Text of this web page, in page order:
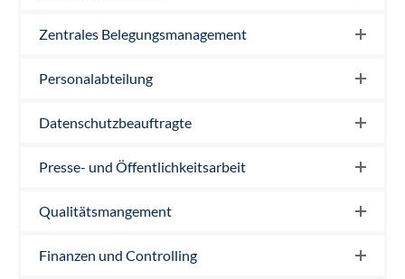
Zentrales Belegungsmanagement
Personalabteilung
Datenschutzbeauftragte
Presse- und Öffentlichkeitsarbeit
Qualitätsmangement
Finanzen und Controlling